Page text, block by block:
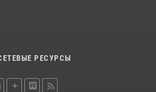
РЕСУРСЫ